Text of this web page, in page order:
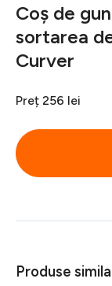
Coș de
sortarea
Curver
Preț 256 lei
Produse